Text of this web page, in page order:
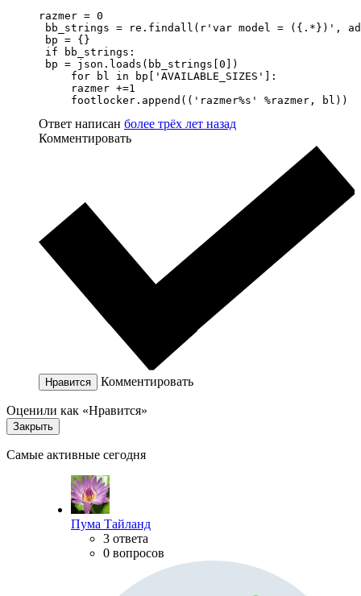
razmer = 0
bb_strings = re.findall(r'var model = ({.*})',
bp = {}
if bb_strings:
bp = json.loads(bb_strings[0])
     for bl in bp['AVAILABLE_SIZES']:
     razmer +=1
     footlocker.append(('razmer%s' %razmer, bl))
Ответ написан более трёх лет назад
Комментировать
Нравится Комментировать
Оценили как «Нравится»
Закрыть
Самые активные сегодня
Пума Тайланд
3 ответа
0 вопросов